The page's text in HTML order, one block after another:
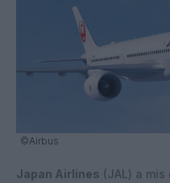
©Airbus
Japan Airlines (JAL) a